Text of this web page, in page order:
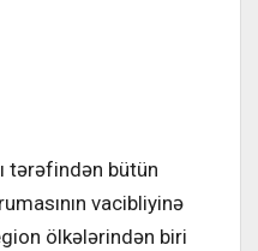
tərəfindən bütün
vacibliyinə
ölkələrindən biri